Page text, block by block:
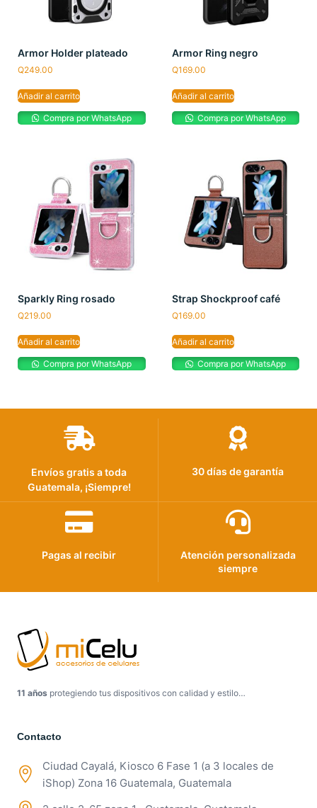
Armor Holder plateado
Q249.00
Añadir al carrito
Compra por WhatsApp
Armor Ring negro
Q169.00
Añadir al carrito
Compra por WhatsApp
Sparkly Ring rosado
Q219.00
Añadir al carrito
Compra por WhatsApp
Strap Shockproof café
Q169.00
Añadir al carrito
Compra por WhatsApp
Envíos gratis a toda
Guatemala, ¡Siempre!
30 días de garantía
Pagas al recibir
Atención personalizada
siempre
11 años protegiendo tus dispositivos con calidad y estilo…
Contacto
Ciudad Cayalá, Kiosco 6 Fase 1 (a 3 locales de
iShop) Zona 16 Guatemala, Guatemala